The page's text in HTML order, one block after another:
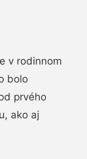
v rodinnom
bolo
prvého
ako aj